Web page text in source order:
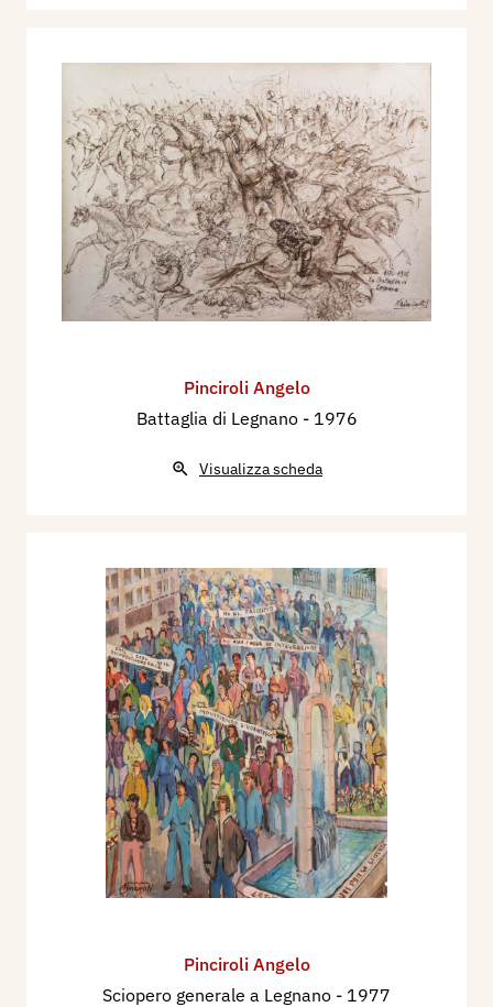
Pinciroli Angelo
Battaglia di Legnano - 1976
Visualizza scheda
Pinciroli Angelo
Sciopero generale a Legnano - 1977